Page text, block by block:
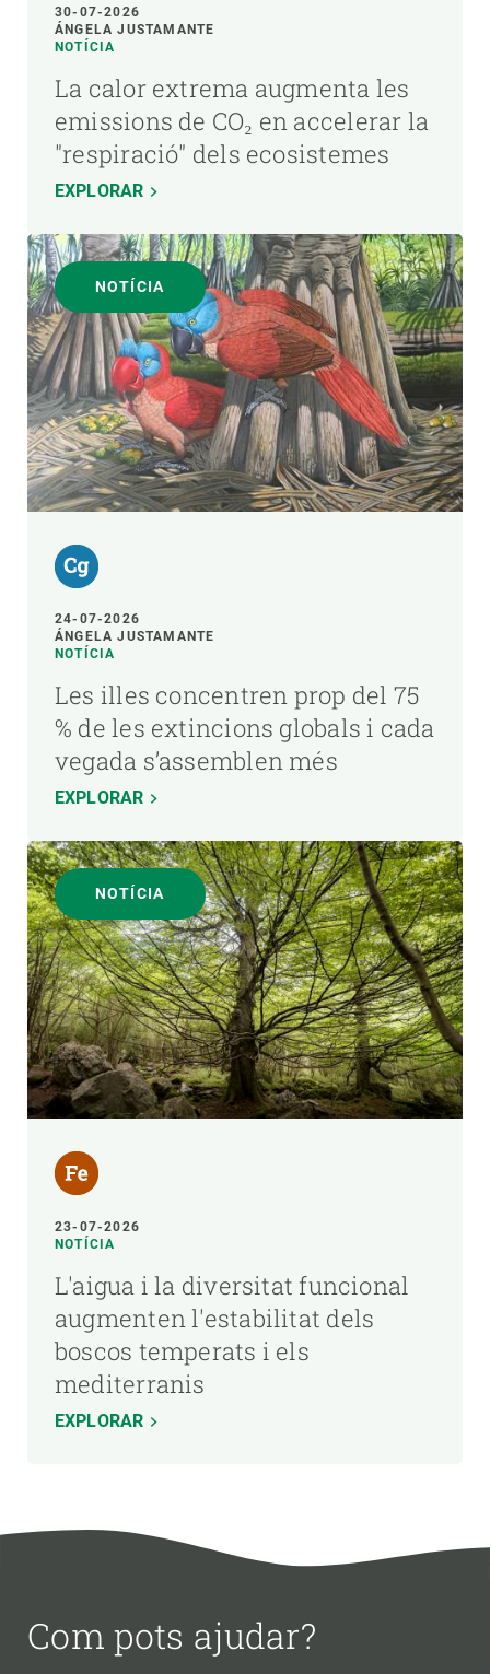
30-07-2026
ÁNGELA JUSTAMANTE
NOTÍCIA
La calor extrema augmenta les
emissions de CO₂ en accelerar la
"respiració" dels ecosistemes
EXPLORAR
NOTÍCIA
24-07-2026
ÁNGELA JUSTAMANTE
NOTÍCIA
Les illes concentren prop del 75
% de les extincions globals i cada
vegada s’assemblen més
EXPLORAR
NOTÍCIA
23-07-2026
NOTÍCIA
L'aigua i la diversitat funcional
augmenten l'estabilitat dels
boscos temperats i els
mediterranis
EXPLORAR
Com pots ajudar?